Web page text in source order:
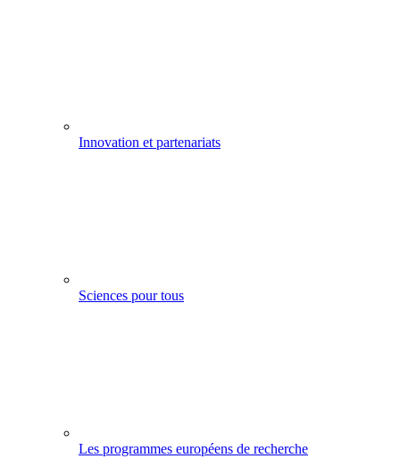
Innovation et partenariats
Sciences pour tous
Les programmes européens de recherche